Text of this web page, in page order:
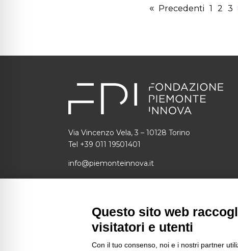
Precedenti 1 2 3
Via Vincenzo Vela, 3 – 10128 Torino
Tel +39 011 19501401
info@piemonteinnova.it
piemonteinnova@pec.piemonteinnova.it
Questo sito web
visitatori e utenti
Con il tuo consenso, noi e i nostri partner